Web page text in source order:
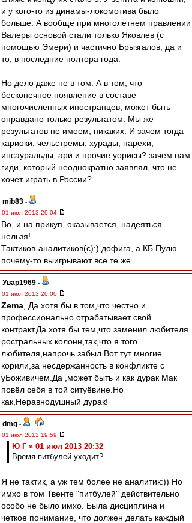
и у кого-то из динамы-локомотива было
больше. А вообще при многолетнем правлении
Валеры основой стали только Яковлев (с
помощью Эмери) и частично Брызгалов, да и
то, в последние полтора года.
Но дело даже не в том. А в том, что
бесконечное появление в составе
многочисленных иностранцев, может быть
оправдано только результатом. Мы же
результатов не имеем, никаких. И зачем тогда
кариоки, чельстремы, хурады, парехи,
инсауральды, ари и прочие уорисы? зачем нам
гиди, который неоднократно заявлял, что не
хочет играть в России?
mib83 -
01 июл 2013 20:04
Во, и на прикуп, оказывается, надеяться
нельзя!
Тактиков-аналитиков(с):) дофига, а КБ Пулю
почему-то выигрывают все те же.
Увар1969 -
01 июл 2013 20:00
Zema , Да хотя бы в том,что честно и
профессионально отрабатывает свой
контракт.Да хотя бы тем,что заменил любителя
ростральных колонн,так,что я того
любителя,напрочь забыл.Вот тут многие
корили,за несдержанность в конфликте с
уБоживичем.Да ,может быть и как дурак Мак
повёл себя в той ситуёвине.Но
как,Неравнодушный дурак!
dmg -
01 июл 2013 19:59
Ю Г » 01 июл 2013 20:32
Время питбулей уходит?
Я не тактик, а уж тем более не аналитик:)) Но
имхо в том Твенте "питбулей" действительно
особо не было имхо. Была дисциплина и
четкое понимание, что должен делать каждый